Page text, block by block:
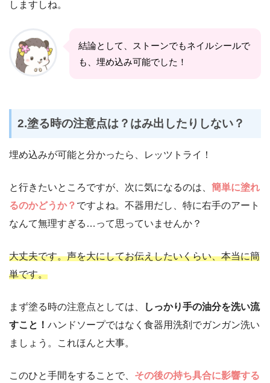
しますしね。
結論として、ストーンでもネイルシールで
も、埋め込み可能でした！
2.塗る時の注意点は？はみ出したりしない？
埋め込みが可能と分かったら、レッツトライ！
と行きたいところですが、次に気になるのは、 簡単に塗れ
るのかどうか？ ですよね。不器用だし、特に右手のアート
なんて無理すぎる…って思っていませんか？
大丈夫です。声を大にしてお伝えしたいくらい、本当に簡
単です。
まず塗る時の注意点としては、
しっかり手の油分を洗い流
すこと！ ハンドソープではなく食器用洗剤でガンガン洗い
ましょう。これほんと大事。
このひと手間をすることで、 その後の持ち具合に影響する